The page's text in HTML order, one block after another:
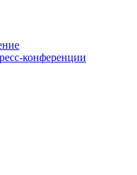
конференции